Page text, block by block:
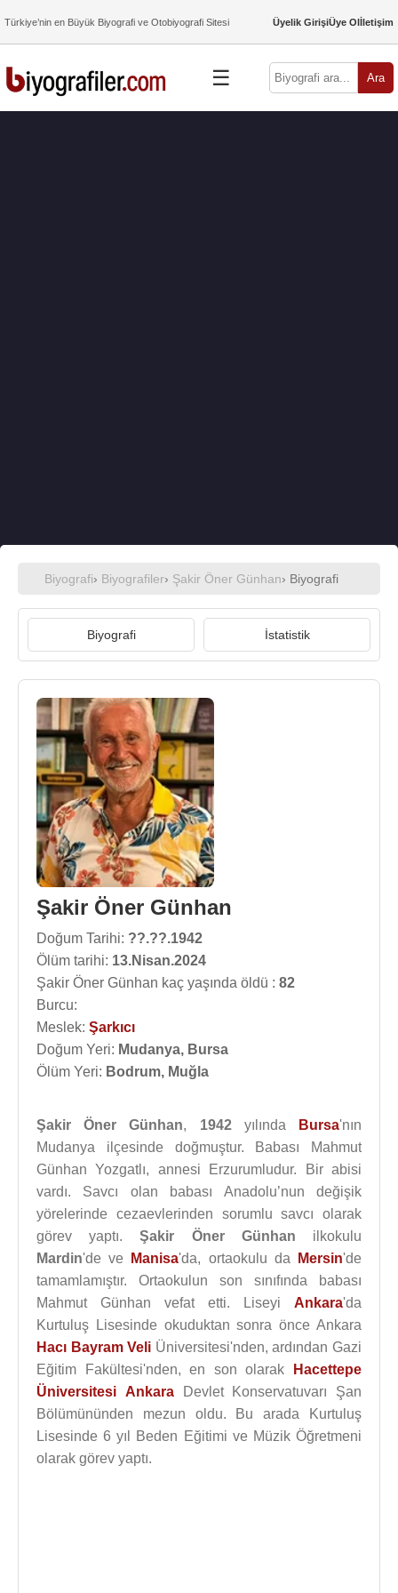
Türkiye’nin en Büyük Biyografi ve Otobiyografi Sitesi Üyelik GirişiÜye Olİletişim
☰ Ara
Biyografi› Biyografiler› Şakir Öner Günhan› Biyografi
Biyografi İstatistik
Şakir Öner Günhan
Doğum Tarihi: ??.??.1942
Ölüm tarihi: 13.Nisan.2024
Şakir Öner Günhan kaç yaşında öldü : 82
Burcu:
Meslek: Şarkıcı
Doğum Yeri: Mudanya, Bursa
Ölüm Yeri: Bodrum, Muğla
Şakir Öner Günhan, 1942yılında Bursa'nın
Mudanya ilçesinde doğmuştur. Babası Mahmut
Günhan Yozgatlı, annesi Erzurumludur. Bir abisi
vardı. Savcı olan babası Anadolu’nun değişik
yörelerinde cezaevlerinden sorumlu savcı olarak
görev yaptı.Şakir Öner Günhan ilkokulu
Mardin'de ve Manisa'da, ortaokulu da Mersin'de
tamamlamıştır. Ortaokulun son sınıfında babası
Mahmut Günhan vefat etti. Liseyi Ankara'da
Kurtuluş Lisesinde okuduktan sonra önce Ankara
Hacı Bayram Veli Üniversitesi'nden, ardından Gazi
Eğitim Fakültesi'nden, en son olarak
Hacettepe
Üniversitesi AnkaraDevlet Konservatuvarı Şan
Bölümününden mezun oldu. Bu arada Kurtuluş
Lisesinde 6 yıl Beden Eğitimi ve Müzik Öğretmeni
olarak görev yaptı.